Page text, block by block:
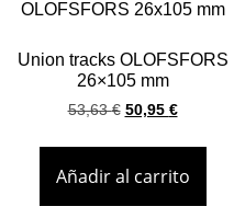
Union tracks OLOFSFORS
26×105 mm
53,63€ 50,95 €
Añadir al carrito